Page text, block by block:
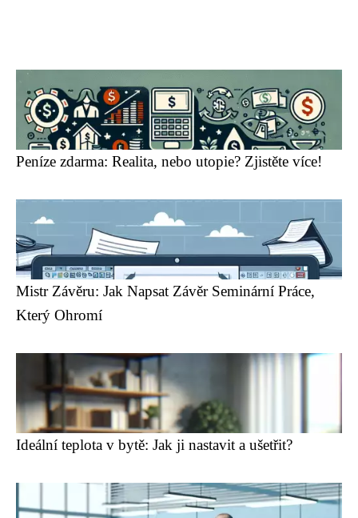
Peníze zdarma: Realita, nebo utopie? Zjistěte více!
Mistr Závěru: Jak Napsat Závěr Seminární Práce,
Který Ohromí
Ideální teplota v bytě: Jak ji nastavit a ušetřit?